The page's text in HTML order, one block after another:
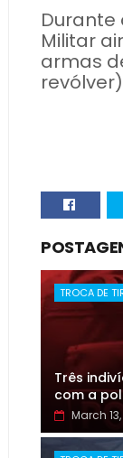
Durante
Militar
armas
TROCA DE
Três
com a
March